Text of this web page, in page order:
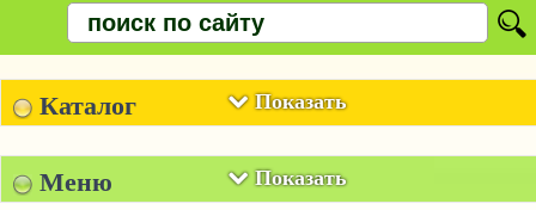
Показать
Каталог
Показать
Меню